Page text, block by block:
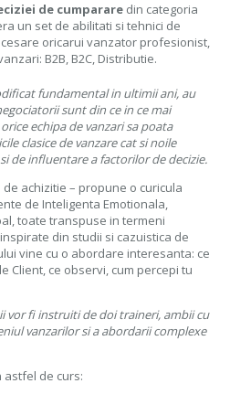
de cumpararedin categoria
un set de abilitati si tehnici de
oricarui vanzator profesionist,
B2B, B2C, Distributie.
fundamental in ultimii ani, au
sunt din ce in ce mai
echipa de vanzari sa poata
clasice de vanzare cat si noile
de influentare a factorilor de decizie.
achizitie – propune o curicula
de Inteligenta Emotionala,
toate transpuse in termeni
din studii si cazuistica de
vine cu o abordare interesanta: ce
Client, ce observi, cum percepi tu
vor fi instruiti de doi traineri, ambii cu
vanzarilor si a abordarii complexe
astfel de curs: